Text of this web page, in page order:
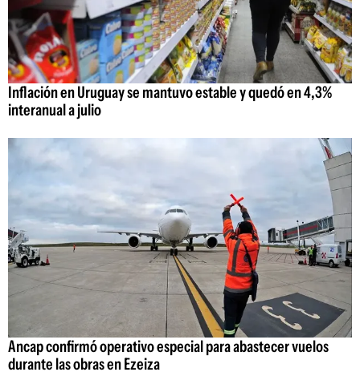
Inflación en Uruguay se mantuvo estable y quedó en 4,3%
interanual a julio
Ancap confirmó operativo especial para abastecer vuelos
durante las obras en Ezeiza